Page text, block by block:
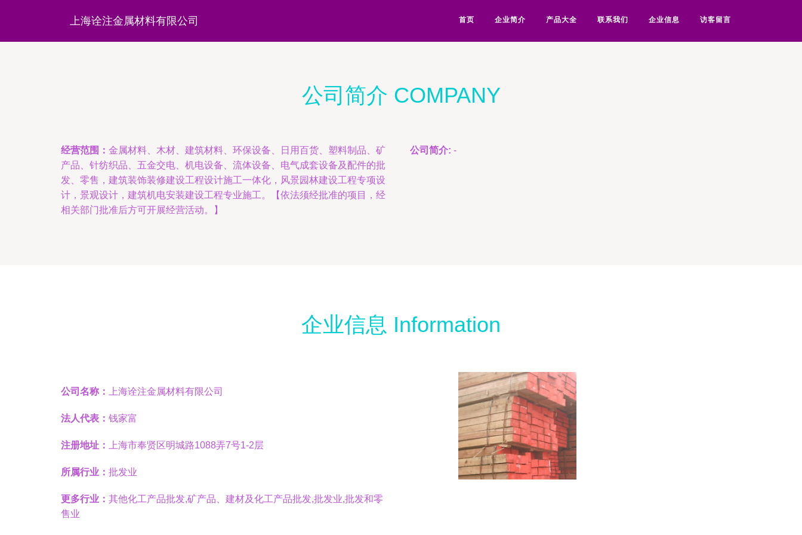
上海诠注金属材料有限公司 首页 企业简介 产品大全 联系我们 企业信息 访客留言
公司简介 COMPANY
经营范围： 金属材料、木材、建筑材料、环保设备、日用百货、塑料制品、矿
产品、针纺织品、五金交电、机电设备、流体设备、电气成套设备及配件的批
发、零售，建筑装饰装修建设工程设计施工一体化，风景园林建设工程专项设
计，景观设计，建筑机电安装建设工程专业施工。【依法须经批准的项目，经
相关部门批准后方可开展经营活动。】
公司简介: -
企业信息 Information
公司名称： 上海诠注金属材料有限公司
法人代表： 钱家富
注册地址： 上海市奉贤区明城路1088弄7号1-2层
所属行业： 批发业
更多行业： 其他化工产品批发,矿产品、建材及化工产品批发,批发业,批发和零
售业